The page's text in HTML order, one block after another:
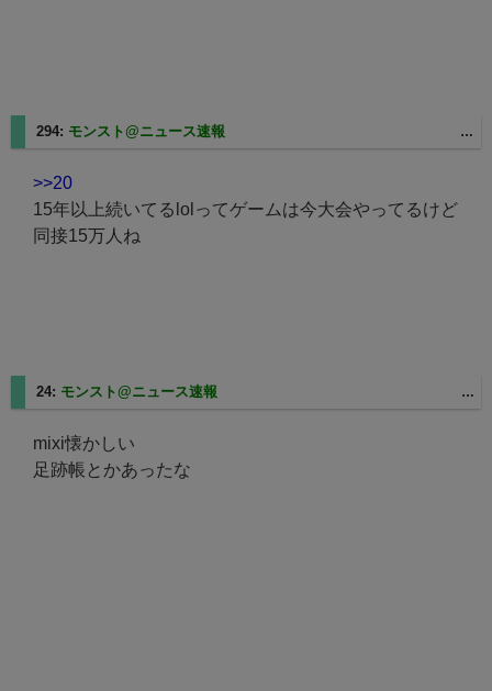
294: モンスト@ニュース速報
>>20
15年以上続いてるlolってゲームは今大会やってるけど
同接15万人ね
24: モンスト@ニュース速報
mixi懐かしい
足跡帳とかあったな